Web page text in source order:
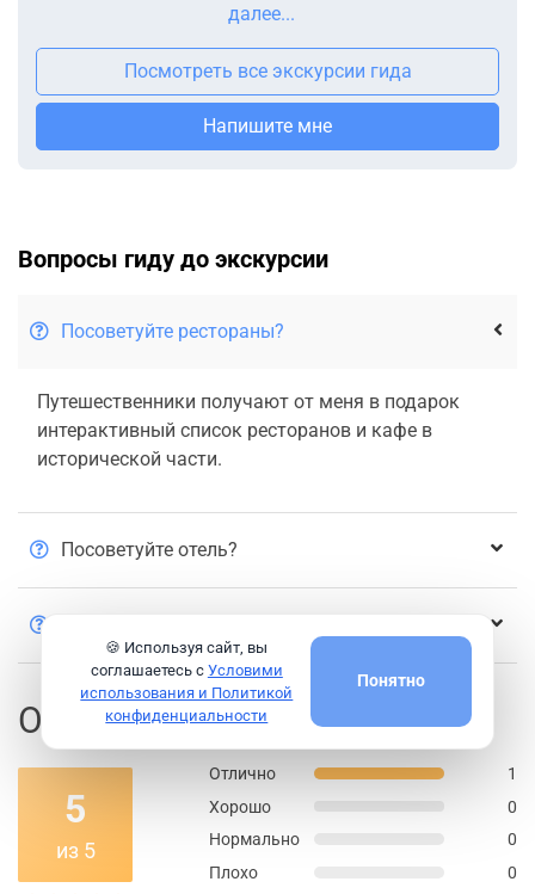
далее...
Посмотреть все экскурсии гида
Напишите мне
Вопросы гиду до экскурсии
Посоветуйте рестораны?
Путешественники получают от меня в подарок
интерактивный список ресторанов и кафе в
исторической части.
Посоветуйте отель?
Оценки и Отзывы
5
из 5
Отлично
1
Хорошо
0
Нормально
0
Плохо
0
🍪 Используя сайт, вы
соглашаетесь с Условими
использования и Политикой
конфиденциальности
Понятно